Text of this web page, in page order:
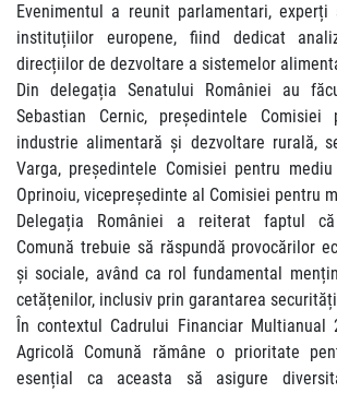
Evenimentul a reunit parlamentari,
instituțiilor europene, fiind dedicat
direcțiilor de dezvoltare a sistemelor
Din delegația Senatului României au
Sebastian Cernic, președintele Comisiei
industrie alimentară și dezvoltare rurală,
Varga, președintele Comisiei pentru
Oprinoiu, vicepreședinte al Comisiei pentru
Delegația României a reiterat faptul
Comună trebuie să răspundă provocărilor
și sociale, având ca rol fundamental
cetățenilor, inclusiv prin garantarea
În contextul Cadrului Financiar Multianual
Agricolă Comună rămâne o prioritate
esențial ca aceasta să asigure